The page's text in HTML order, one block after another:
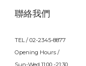
聯絡我們
TEL / 02-2345-8877
Opening Hours /
Sun-Wed 11:00 -21:30